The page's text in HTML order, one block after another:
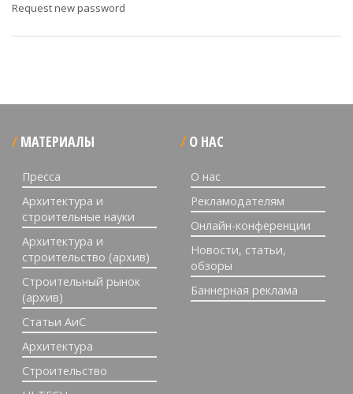
Request new password
МАТЕРИАЛЫ
Пресса
Архитектура и
строительные науки
Архитектура и
строительство (архив)
Строительный рынок
(архив)
Статьи АиС
Архитектура
Строительство
О НАС
О нас
Рекламодателям
Онлайн-конференции
Новости, статьи,
обзоры
Баннерная реклама